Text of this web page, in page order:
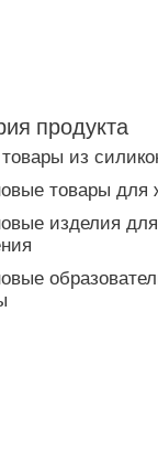
продукта
из
товары для
изделия